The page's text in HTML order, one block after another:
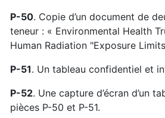
P-50. Copie d’un document de
teneur : « Environmental Health
Human Radiation "Exposure
P-51. Un tableau confidentiel et
P-52. Une capture d’écran d’un
pièces P-50 et P-51.